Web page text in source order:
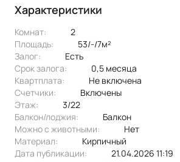
Окна: пластиковые. Потолки: натяжные.
Есть балкон.
Жильцам предоставляется из мебели:
диван, диван раскладной, кровать,
стулья. Из техники: холодильник, плита,
печь, духовка, стиральная машина.
Эксклюзивное предложение!
Характеристики
Комнат:
2
Площадь:
53/-/7м²
Залог:
есть
Срок залога:
0,5 месяца
Квартплата:
не включена
Счетчики:
включены
Этаж:
3/22
Балкон/лоджия:
балкон
Можно с животными:
нет
Материал:
кирпичный
Дата публикации:
21.04.2026 11:19